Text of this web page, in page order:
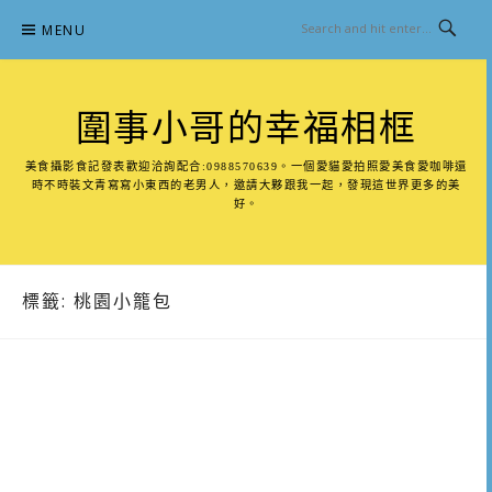
content
MENU
圍事小哥的幸福相框
美食攝影食記發表歡迎洽詢配合:0988570639。一個愛貓愛拍照愛美食愛咖啡還
時不時裝文青寫寫小東西的老男人，邀請大夥跟我一起，發現這世界更多的美
好。
標籤: 桃園小籠包